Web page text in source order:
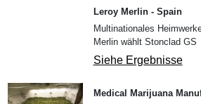
Leroy Merlin - Spain
Multinationales
Merlin wählt Stonclad GS
Siehe Ergebnisse
Medical Marijuana